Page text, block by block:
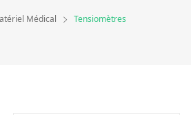
Médical Tensiomètres